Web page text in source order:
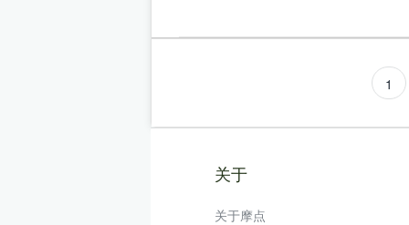
1
关于
关于摩点